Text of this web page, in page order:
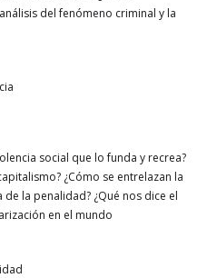
del fenómeno criminal y la
social que lo funda y recrea?
¿Cómo se entrelazan la
la penalidad? ¿Qué nos dice el
en el mundo